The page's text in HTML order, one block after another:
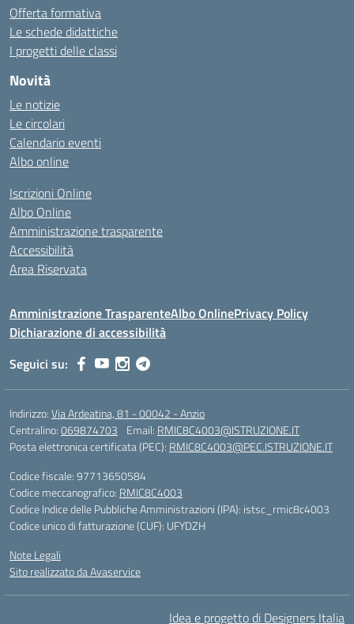
Offerta formativa
Le schede didattiche
I progetti delle classi
Novità
Le notizie
Le circolari
Calendario eventi
Albo online
Iscrizioni Online
Albo Online
Amministrazione trasparente
Accessibilità
Area Riservata
Amministrazione TrasparenteAlbo OnlinePrivacy Policy
Dichiarazione di accessibilità
Seguici su:
Indirizzo:Via Ardeatina, 81 - 00042 - Anzio
Centralino:069874703 Email: RMIC8C4003@ISTRUZIONE.IT
Posta elettronica certificata (PEC): RMIC8C4003@PEC.ISTRUZIONE.IT
Codice fiscale: 97713650584
Codice meccanografico: RMIC8C4003
Codice Indice delle Pubbliche Amministrazioni (IPA): istsc_rmic8c4003
Codice unico di fatturazione (CUF): UFYDZH
Note Legali
Sito realizzato da Avaservice
Idea e progetto di Designers Italia